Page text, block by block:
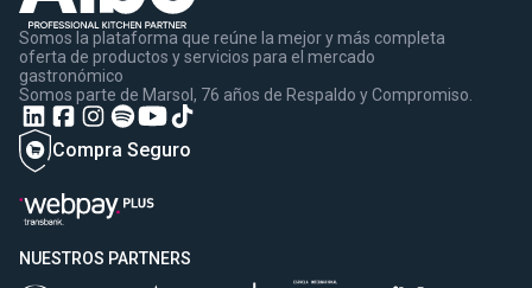
Somos la plataforma que reúne la mejor y más completa
oferta de productos y servicios para el mercado
gastronómico
Somos parte de Marsol, 76 años de Respaldo y Compromiso.
Compra Seguro
NUESTROS PARTNERS